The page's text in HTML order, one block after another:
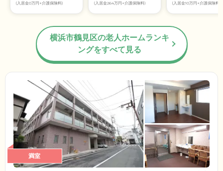
(入居金0万円+介護保険料) (入居金264万円+介護保険料) (入居金10万円+介護保険料)
横浜市鶴見区の老人ホームランキ
ングをすべて見る
満室